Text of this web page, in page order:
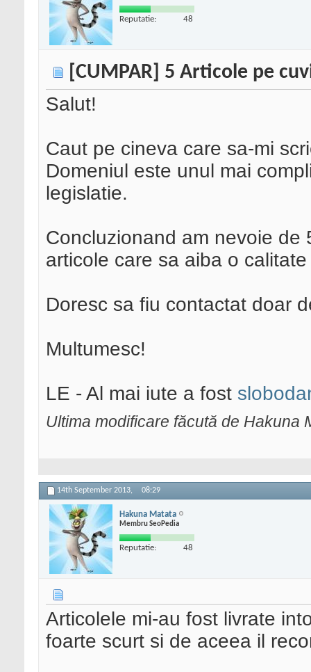
Reputatie: 48
[CUMPAR] 5 Articole pe
Salut!
Caut pe cineva care sa-mi
Domeniul este unul mai
legislatie.
Concluzionand am nevoie
articole care sa aiba o
Doresc sa fiu contactat doar
Multumesc!
LE - Al mai iute a fost
Ultima modificare făcută de Hakuna
14th September 2013, 08:29
Hakuna Matata
Membru SeoPedia
Reputatie: 48
Articolele mi-au fost livrate
foarte scurt si de aceea il